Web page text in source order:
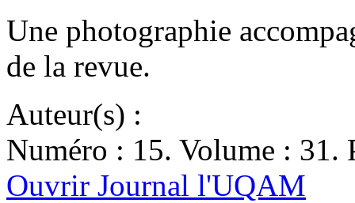
Une photographie
de la revue.
Auteur(s) :
Numéro : 15. Volume : 31.
Ouvrir Journal l'UQAM